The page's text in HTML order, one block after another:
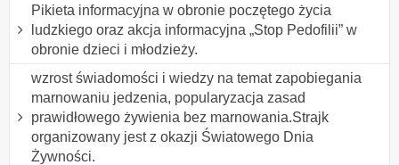
Pikieta informacyjna w obronie poczętego życia
ludzkiego oraz akcja informacyjna „Stop Pedofilii” w
obronie dzieci i młodzieży.
wzrost świadomości i wiedzy na temat zapobiegania
marnowaniu jedzenia, popularyzacja zasad
prawidłowego żywienia bez marnowania.Strajk
organizowany jest z okazji Światowego Dnia
Żywności.